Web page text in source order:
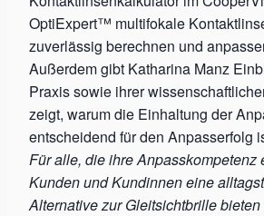
OptiExpert™ multifokale
zuverlässig berechnen und
Außerdem gibt Katharina Manz
Praxis sowie ihrer
zeigt, warum die Einhaltung der
entscheidend für den Anpasserfolg
Für alle, die ihre Anpasskompetenz
Kunden und Kundinnen eine
Alternative zur Gleitsichtbrille bieten